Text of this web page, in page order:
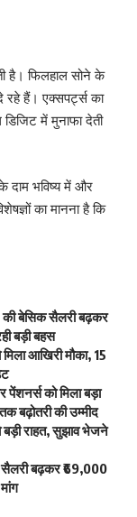
है। फिलहाल सोने के
रहे हैं। एक्सपर्ट्स का
में मुनाफा देती
दाम भविष्य में और
का मानना है कि
बेसिक सैलरी बढ़कर
बड़ी बहस
आखिरी मौका, 15
को मिला बड़ा
की उम्मीद
राहत, सुझाव भेजने
बढ़कर ₹69,000